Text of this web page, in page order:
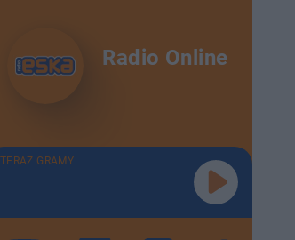
Radio Online
TERAZ GRAMY